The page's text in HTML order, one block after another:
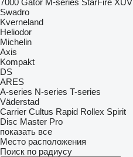
7000 Gator M-series StarFire XUV
Swadro
Kverneland
Heliodor
Michelin
Axis
Kompakt
DS
ARES
A-series N-series T-series
Väderstad
Carrier Cultus Rapid Rollex Spirit
Disc Master Pro
показать все
Место расположения
Поиск по радиусу